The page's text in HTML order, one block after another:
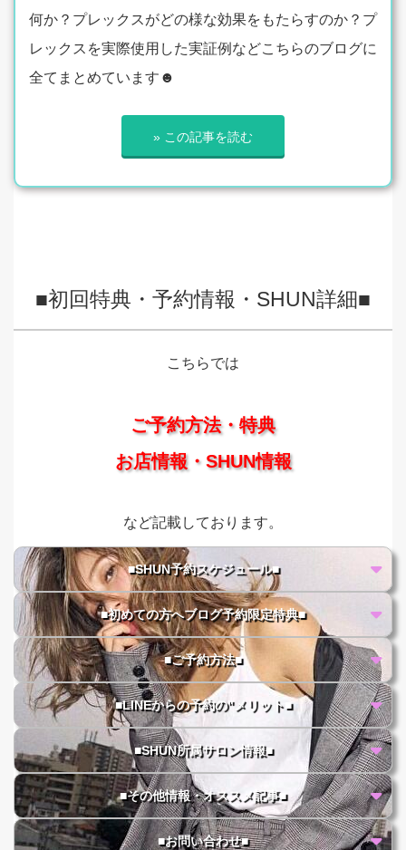
何か？プレックスがどの様な効果をもたらすのか？プ
レックスを実際使用した実証例などこちらのブログに
全てまとめています☻
» この記事を読む
■初回特典・予約情報・SHUN詳細■
こちらでは
ご予約方法・特典
お店情報・SHUN情報
など記載しております。
■SHUN予約スケジュール■
■初めての方へブログ予約限定特典■
■ご予約方法■
■LINEからの予約の"メリット■
■SHUN所属サロン情報■
■その他情報・オススメ記事■
■お問い合わせ■